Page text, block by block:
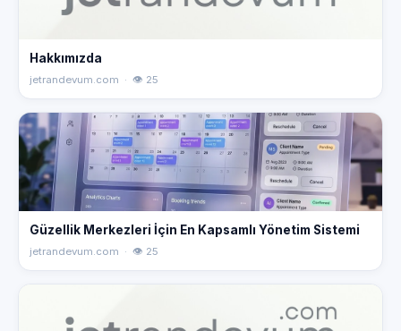
Hakkımızda
jetrandevum.com · 👁 25
Güzellik Merkezleri İçin En Kapsamlı Yönetim Sistemi
jetrandevum.com · 👁 25